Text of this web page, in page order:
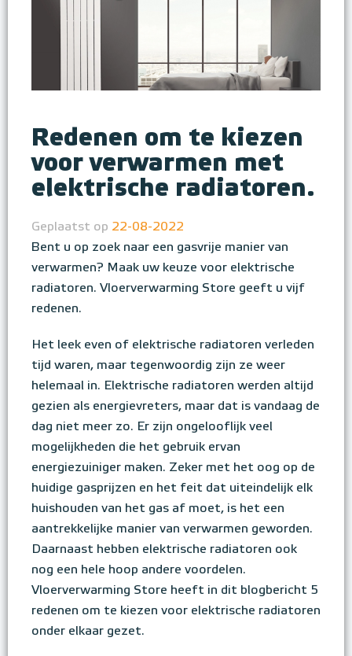
Redenen om te kiezen
voor verwarmen met
elektrische radiatoren.
Geplaatst op 22-08-2022
Bent u op zoek naar een gasvrije manier van
verwarmen? Maak uw keuze voor elektrische
radiatoren. Vloerverwarming Store geeft u vijf
redenen.
Het leek even of elektrische radiatoren verleden
tijd waren, maar tegenwoordig zijn ze weer
helemaal in. Elektrische radiatoren werden altijd
gezien als energievreters, maar dat is vandaag de
dag niet meer zo. Er zijn ongelooflijk veel
mogelijkheden die het gebruik ervan
energiezuiniger maken. Zeker met het oog op de
huidige gasprijzen en het feit dat uiteindelijk elk
huishouden van het gas af moet, is het een
aantrekkelijke manier van verwarmen geworden.
Daarnaast hebben elektrische radiatoren ook
nog een hele hoop andere voordelen.
Vloerverwarming Store heeft in dit blogbericht 5
redenen om te kiezen voor elektrische radiatoren
onder elkaar gezet.